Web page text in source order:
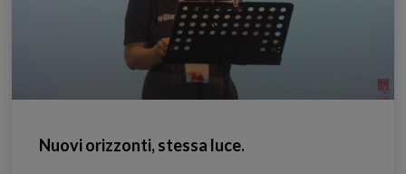
Nuovi orizzonti, stessa luce.